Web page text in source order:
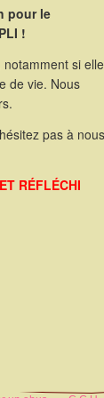
pour le
!
notamment si elle
de vie. Nous
pas à nous
RÉFLÉCHI